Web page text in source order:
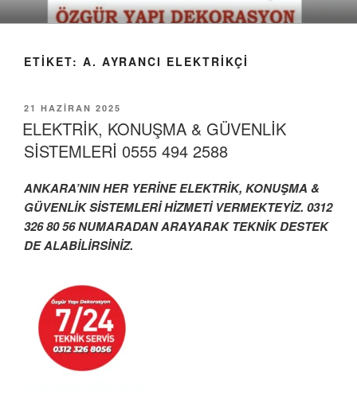
İçeriğe
geç
ETIKET: A. AYRANCI ELEKTRIKÇI
YAYIM
TARIHI
21 HAZIRAN 2025
ELEKTRİK, KONUŞMA & GÜVENLİK
SİSTEMLERİ 0555 494 2588
ANKARA’NIN HER YERİNE ELEKTRİK, KONUŞMA &
GÜVENLİK SİSTEMLERİ HİZMETİ VERMEKTEYİZ. 0312
326 80 56 NUMARADAN ARAYARAK TEKNİK DESTEK
DE ALABİLİRSİNİZ.